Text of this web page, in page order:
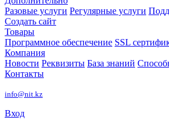
Разовые услуги Регулярные услуги
Создать сайт
Товары
Программное обеспечение SSL
Компания
Новости Реквизиты База знаний
Контакты
info@nit.kz
Вход